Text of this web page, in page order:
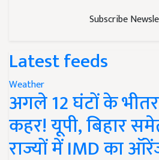
Subscribe
Latest feeds
Weather
अगले 12 घंटों के
कहर! यूपी, बिहार
राज्यों में IMD का